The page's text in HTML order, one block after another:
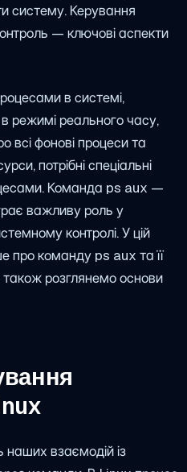
систему. Керування
— ключові аспекти
в системі,
режимі реального часу,
всі фонові процеси та
потрібні спеціальні
Команда ps aux —
важливу роль у
контролі. У цій
про команду ps aux та її
розглянемо основи
наших взаємодій із